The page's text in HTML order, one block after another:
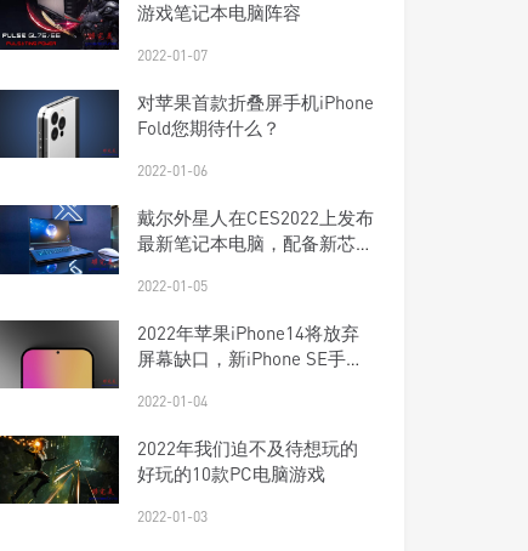
游戏笔记本电脑阵容
2022-01-07
对苹果首款折叠屏手机iPhone
Fold您期待什么？
2022-01-06
戴尔外星人在CES2022上发布
最新笔记本电脑，配备新芯片
2022-01-05
2022年苹果iPhone14将放弃
屏幕缺口，新iPhone SE手机
2022-01-04
2022年我们迫不及待想玩的
好玩的10款PC电脑游戏
2022-01-03